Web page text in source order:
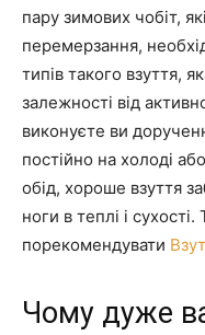
пару зимових чобіт,
перемерзання,
типів такого взуття,
залежності від
виконуєте ви
постійно на холоді
обід, хороше взуття
ноги в теплі і
порекомендувати
Чому дуже